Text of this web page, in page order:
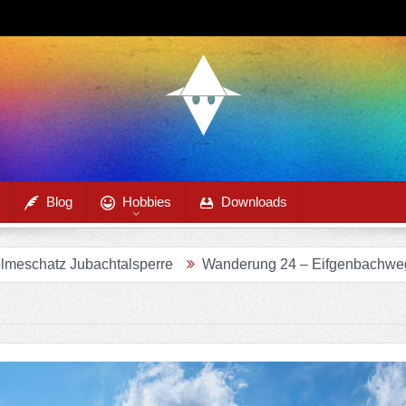
Blog Hobbies Downloads
Wanderung 24 – Eifgenbachweg im